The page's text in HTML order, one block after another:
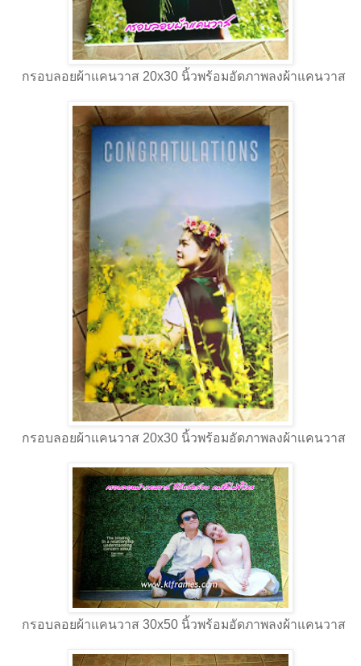
กรอบลอยผ้าแคนวาส 20x30 นิ้วพร้อมอัดภาพลงผ้าแคนวาส
กรอบลอยผ้าแคนวาส 20x30 นิ้วพร้อมอัดภาพลงผ้าแคนวาส
กรอบลอยผ้าแคนวาส 30x50 นิ้วพร้อมอัดภาพลงผ้าแคนวาส